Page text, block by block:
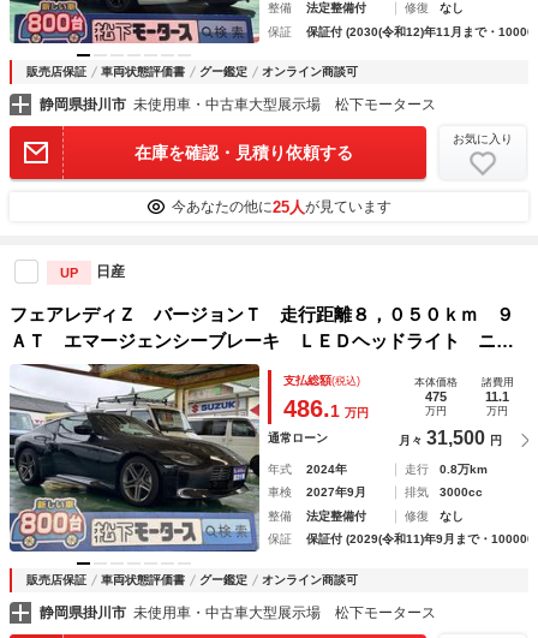
整備
法定整備付 修復
なし
保証
保証付 (2030(令和12)年11月まで・
販売店保証 車両状態評価書 グー鑑定 オンライン商談可
静岡県掛川市 未使用車・中古車大型展示場 松下モータース
在庫を確認・見積り依頼する
お気に入り
今あなたの他に25人が見ています
UP 日産
フェアレディＺ バージョンＴ 走行距離８，０５０ｋｍ ９
ＡＴ エマージェンシーブレーキ ＬＥＤヘッドライト ニッ
サンコネクトナビ バックモニター ＥＴＣ２．０ ＢＯＳＥ
サウンドシステム 運転席・助手席シートヒーター スマート
キー
支払総額(税込)
486.1 万円
本体価格
475
万円
諸費用
11.1
万円
通常ローン 月々 31,500 円
年式 2024年 走行
0.8万km
車検
2027年9月 排気
3000cc
整備
法定整備付 修復
なし
保証
保証付 (2029(令和11)年9月まで・
販売店保証 車両状態評価書 グー鑑定 オンライン商談可
静岡県掛川市 未使用車・中古車大型展示場 松下モータース